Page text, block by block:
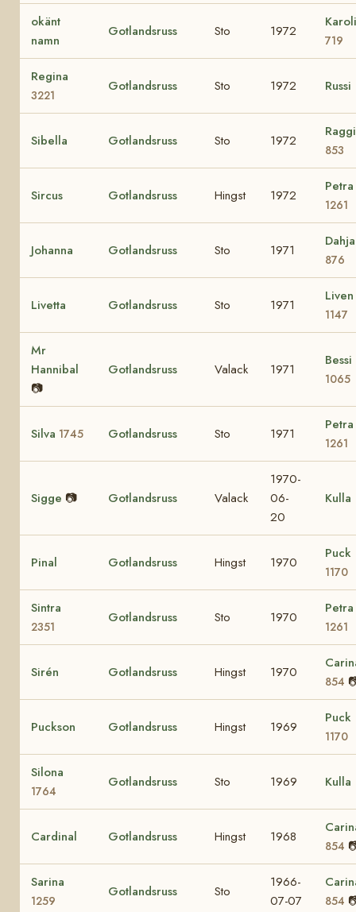
okänt
namn
Gotlandsruss Sto 1972
719
Regina
3221
Gotlandsruss Sto 1972 Russi
Sibella Gotlandsruss Sto 1972
853
Sircus Gotlandsruss Hingst 1972
Petra
1261
Johanna Gotlandsruss Sto 1971
Dahja
876
Livetta Gotlandsruss Sto 1971
Liven
1147
Mr
Hannibal
📷
Gotlandsruss Valack 1971
Bessi
1065
Silva 1745 Gotlandsruss Sto 1971
Petra
1261
Sigge 📷 Gotlandsruss Valack
1970-
06-
20
Kulla
Pinal Gotlandsruss Hingst 1970
Puck
1170
Sintra
2351
Gotlandsruss Sto 1970
Petra
1261
Sirén Gotlandsruss Hingst 1970
854
Puckson Gotlandsruss Hingst 1969
Puck
1170
Silona
1764
Gotlandsruss Sto 1969 Kulla
Cardinal Gotlandsruss Hingst 1968
854
Sarina
1259
Gotlandsruss Sto
1966-
07-07
854